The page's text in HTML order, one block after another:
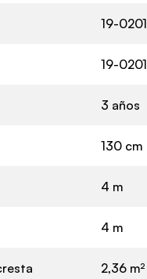
19-0201
19-0201
3 años
130 cm
4 m
4 m
2,36 m²